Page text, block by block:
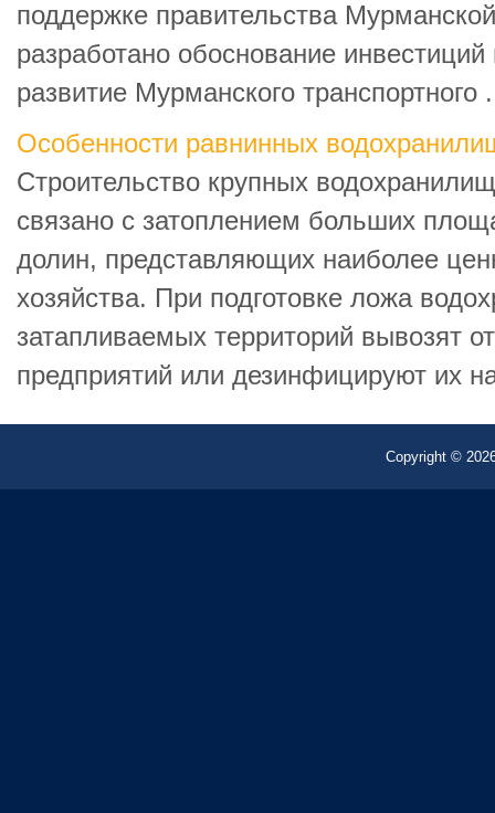
поддержке правительства
разработано обоснование
развитие Мурманского транспортного
Особенности равнинных
Строительство крупных
связано с затоплением больших
долин, представляющих наиболее
хозяйства. При подготовке ложа
затапливаемых территорий вывозят
предприятий или дезинфицируют их
Copyright ©